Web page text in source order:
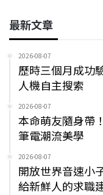
最新文章
2026-08-07
歷時三個月成功
人機自主搜索
2026-08-07
本命萌友隨身帶
筆電潮流美學
2026-08-07
開放世界音速小
給新鮮人的求職